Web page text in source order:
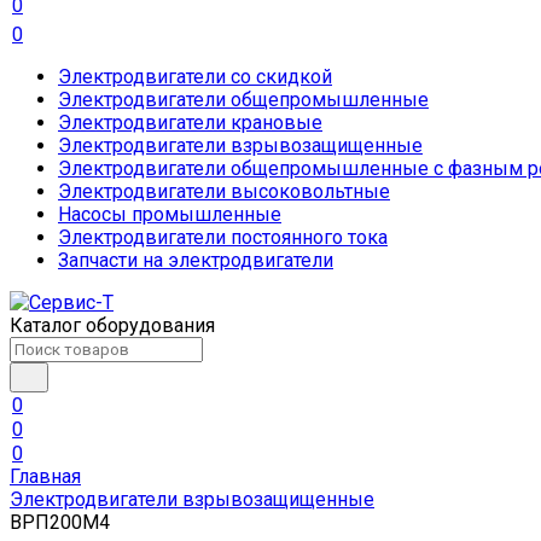
0
0
Электродвигатели со скидкой
Электродвигатели общепромышленные
Электродвигатели крановые
Электродвигатели взрывозащищенные
Электродвигатели общепромышленные с фазным
Электродвигатели высоковольтные
Насосы промышленные
Электродвигатели постоянного тока
Запчасти на электродвигатели
Каталог оборудования
0
0
0
Главная
Электродвигатели взрывозащищенные
ВРП200М4